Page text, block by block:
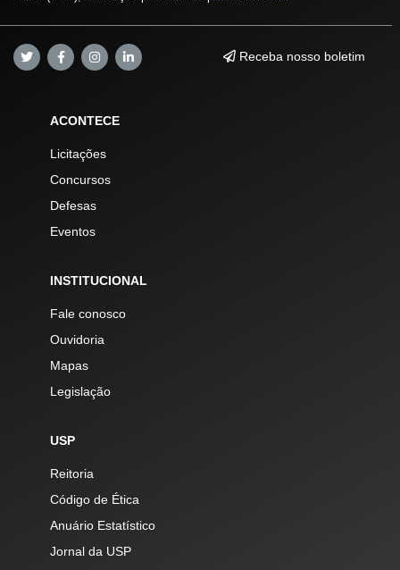
Receba nosso boletim
ACONTECE
Licitações
Concursos
Defesas
Eventos
INSTITUCIONAL
Fale conosco
Ouvidoria
Mapas
Legislação
USP
Reitoria
Código de Ética
Anuário Estatístico
Jornal da USP